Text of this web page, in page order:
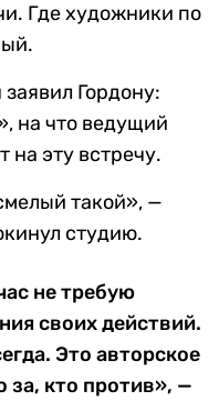
Где художники по
Гордону:
на что ведущий
на эту встречу.
такой», —
студию.
не требую
своих действий.
Это авторское
за, кто против», —